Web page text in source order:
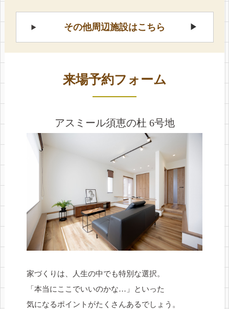
その他周辺施設はこちら
来場予約フォーム
アスミール須恵の杜 6号地
家づくりは、人生の中でも特別な選択。
「本当にここでいいのかな…」といった
気になるポイントがたくさんあるでしょう。